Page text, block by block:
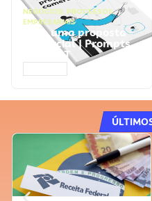
NEGÓCIOS, PROCESSOS
EMPRESARIAIS
Faça uma proposta
comercial | Prompts
ChatGPT